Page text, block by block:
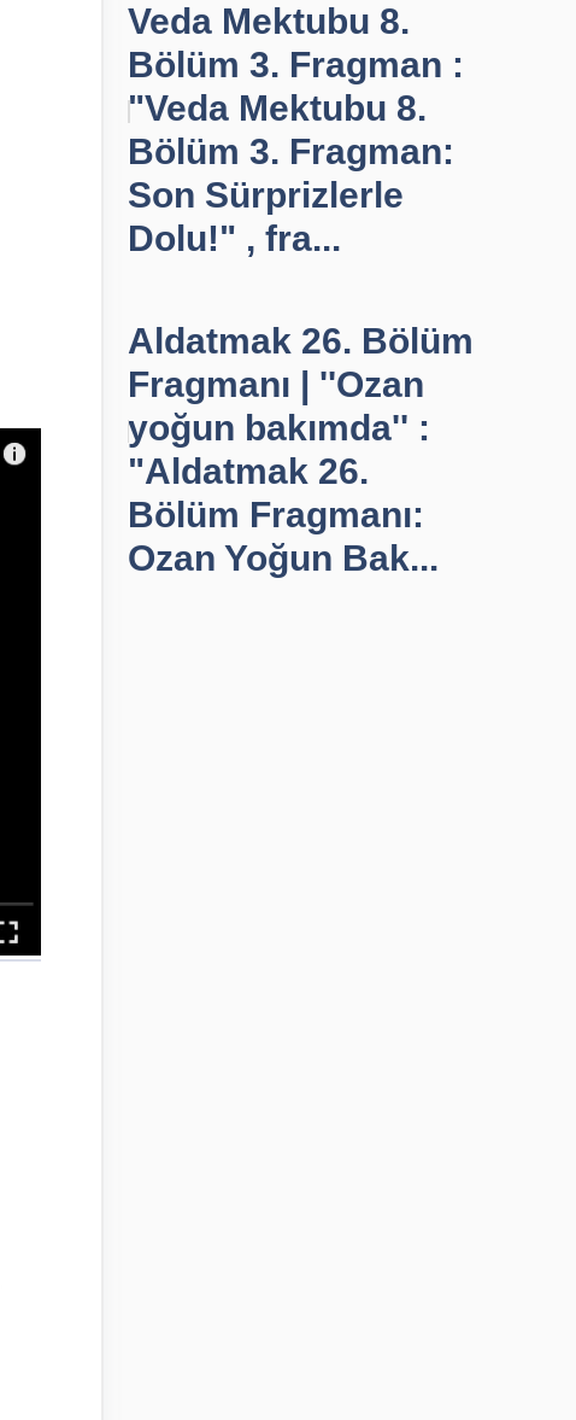
Veda Mektubu 8.
Bölüm 3. Fragman :
"Veda Mektubu 8.
Bölüm 3. Fragman:
Son Sürprizlerle
Dolu!" , fra...
Aldatmak 26. Bölüm
Fragmanı | ''Ozan
yoğun bakımda'' :
"Aldatmak 26.
Bölüm Fragmanı:
Ozan Yoğun Bak...